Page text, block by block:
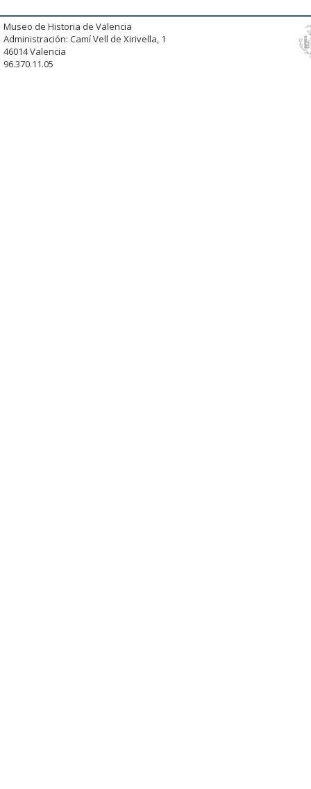
Museo de Historia de Valencia
Administración: Camí Vell de Xirivella, 1
46014 Valencia
96.370.11.05